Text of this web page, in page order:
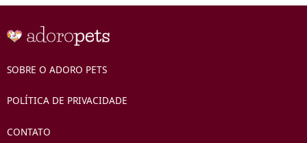
SOBRE O ADORO PETS
POLÍTICA DE PRIVACIDADE
CONTATO